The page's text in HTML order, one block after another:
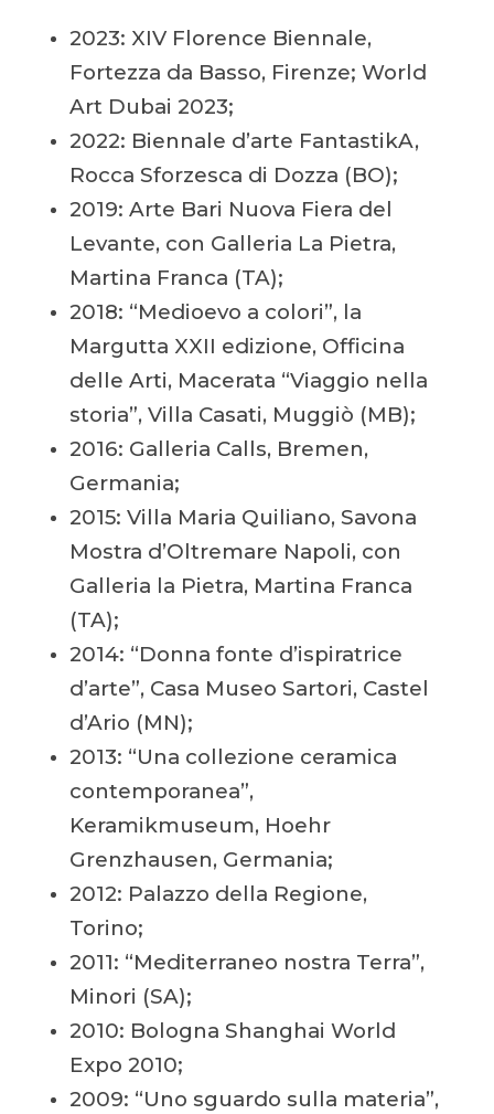
2023: XIV Florence Biennale,
Fortezza da Basso, Firenze; World
Art Dubai 2023;
2022: Biennale d’arte FantastikA,
Rocca Sforzesca di Dozza (BO);
2019: Arte Bari Nuova Fiera del
Levante, con Galleria La Pietra,
Martina Franca (TA);
2018: “Medioevo a colori”, la
Margutta XXII edizione, Officina
delle Arti, Macerata “Viaggio nella
storia”, Villa Casati, Muggiò (MB);
2016: Galleria Calls, Bremen,
Germania;
2015: Villa Maria Quiliano, Savona
Mostra d’Oltremare Napoli, con
Galleria la Pietra, Martina Franca
(TA);
2014: “Donna fonte d’ispiratrice
d’arte”, Casa Museo Sartori, Castel
d’Ario (MN);
2013: “Una collezione ceramica
contemporanea”,
Keramikmuseum, Hoehr
Grenzhausen, Germania;
2012: Palazzo della Regione,
Torino;
2011: “Mediterraneo nostra Terra”,
Minori (SA);
2010: Bologna Shanghai World
Expo 2010;
2009: “Uno sguardo sulla materia”,